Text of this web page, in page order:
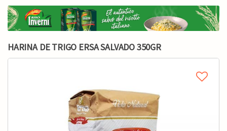
o
r
:
HARINA DE TRIGO ERSA SALVADO 350GR